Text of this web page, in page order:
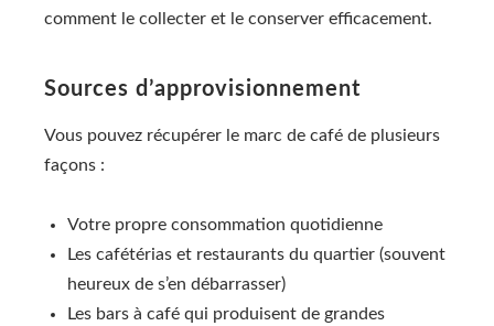
comment le collecter et le conserver efficacement.
Sources d’approvisionnement
Vous pouvez récupérer le marc de café de plusieurs
façons :
Votre propre consommation quotidienne
Les cafétérias et restaurants du quartier (souvent
heureux de s’en débarrasser)
Les bars à café qui produisent de grandes